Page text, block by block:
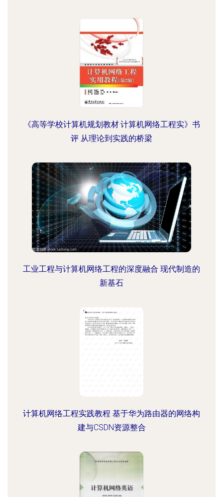
《高等学校计算机规划教材·计算机网络工程实》书
评 从理论到实践的桥梁
工业工程与计算机网络工程的深度融合 现代制造的
新基石
计算机网络工程实践教程 基于华为路由器的网络构
建与CSDN资源整合